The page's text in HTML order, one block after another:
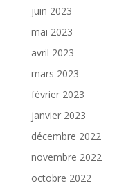
juin 2023
mai 2023
avril 2023
mars 2023
février 2023
janvier 2023
décembre 2022
novembre 2022
octobre 2022